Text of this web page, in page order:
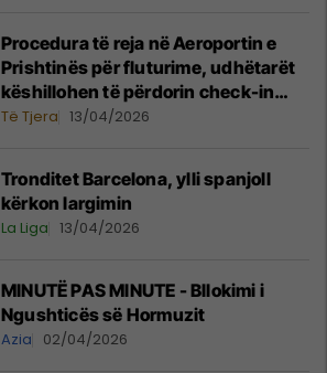
Procedura të reja në Aeroportin e
Prishtinës për fluturime, udhëtarët
këshillohen të përdorin check-in
online
Të Tjera 13/04/2026
Tronditet Barcelona, ylli spanjoll
kërkon largimin
La Liga 13/04/2026
MINUTË PAS MINUTE - Bllokimi i
Ngushticës së Hormuzit
Azia 02/04/2026